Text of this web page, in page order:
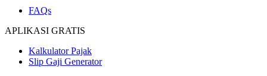
FAQs
APLIKASI GRATIS
Kalkulator Pajak
Slip Gaji Generator